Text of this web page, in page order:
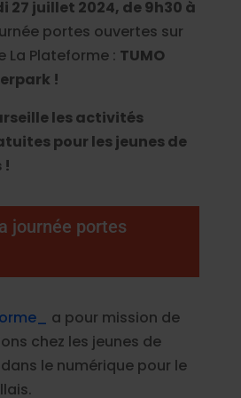
27 juillet 2024, de 9h30 à
portes ouvertes sur
La Plateforme : TUMO
!
les activités
pour les jeunes de
!
journée portes
a pour mission de
chez les jeunes de
le numérique pour le